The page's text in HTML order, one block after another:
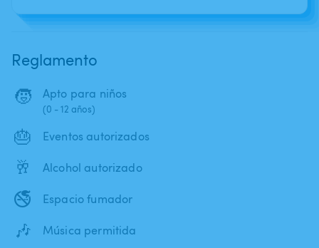
Reglamento
🧒 Apto para niños
(0 - 12 años)
🎂 Eventos autorizados
🥂 Alcohol autorizado
🚭 Espacio fumador
🎶 Música permitida